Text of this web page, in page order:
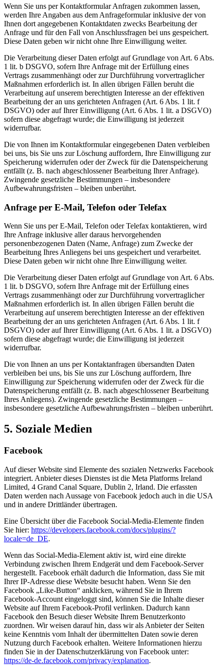
Wenn Sie uns per Kontaktformular Anfragen zukommen lassen,
werden Ihre Angaben aus dem Anfrageformular inklusive der von
Ihnen dort angegebenen Kontaktdaten zwecks Bearbeitung der
Anfrage und für den Fall von Anschlussfragen bei uns gespeichert.
Diese Daten geben wir nicht ohne Ihre Einwilligung weiter.
Die Verarbeitung dieser Daten erfolgt auf Grundlage von Art. 6 Abs.
1 lit. b DSGVO, sofern Ihre Anfrage mit der Erfüllung eines
Vertrags zusammenhängt oder zur Durchführung vorvertraglicher
Maßnahmen erforderlich ist. In allen übrigen Fällen beruht die
Verarbeitung auf unserem berechtigten Interesse an der effektiven
Bearbeitung der an uns gerichteten Anfragen (Art. 6 Abs. 1 lit. f
DSGVO) oder auf Ihrer Einwilligung (Art. 6 Abs. 1 lit. a DSGVO)
sofern diese abgefragt wurde; die Einwilligung ist jederzeit
widerrufbar.
Die von Ihnen im Kontaktformular eingegebenen Daten verbleiben
bei uns, bis Sie uns zur Löschung auffordern, Ihre Einwilligung zur
Speicherung widerrufen oder der Zweck für die Datenspeicherung
entfällt (z. B. nach abgeschlossener Bearbeitung Ihrer Anfrage).
Zwingende gesetzliche Bestimmungen – insbesondere
Aufbewahrungsfristen – bleiben unberührt.
Anfrage per E-Mail, Telefon oder Telefax
Wenn Sie uns per E-Mail, Telefon oder Telefax kontaktieren, wird
Ihre Anfrage inklusive aller daraus hervorgehenden
personenbezogenen Daten (Name, Anfrage) zum Zwecke der
Bearbeitung Ihres Anliegens bei uns gespeichert und verarbeitet.
Diese Daten geben wir nicht ohne Ihre Einwilligung weiter.
Die Verarbeitung dieser Daten erfolgt auf Grundlage von Art. 6 Abs.
1 lit. b DSGVO, sofern Ihre Anfrage mit der Erfüllung eines
Vertrags zusammenhängt oder zur Durchführung vorvertraglicher
Maßnahmen erforderlich ist. In allen übrigen Fällen beruht die
Verarbeitung auf unserem berechtigten Interesse an der effektiven
Bearbeitung der an uns gerichteten Anfragen (Art. 6 Abs. 1 lit. f
DSGVO) oder auf Ihrer Einwilligung (Art. 6 Abs. 1 lit. a DSGVO)
sofern diese abgefragt wurde; die Einwilligung ist jederzeit
widerrufbar.
Die von Ihnen an uns per Kontaktanfragen übersandten Daten
verbleiben bei uns, bis Sie uns zur Löschung auffordern, Ihre
Einwilligung zur Speicherung widerrufen oder der Zweck für die
Datenspeicherung entfällt (z. B. nach abgeschlossener Bearbeitung
Ihres Anliegens). Zwingende gesetzliche Bestimmungen –
insbesondere gesetzliche Aufbewahrungsfristen – bleiben unberührt.
5. Soziale Medien
Facebook
Auf dieser Website sind Elemente des sozialen Netzwerks Facebook
integriert. Anbieter dieses Dienstes ist die Meta Platforms Ireland
Limited, 4 Grand Canal Square, Dublin 2, Irland. Die erfassten
Daten werden nach Aussage von Facebook jedoch auch in die USA
und in andere Drittländer übertragen.
Eine Übersicht über die Facebook Social-Media-Elemente finden
Sie hier: https://developers.facebook.com/docs/plugins/?
locale=de_DE.
Wenn das Social-Media-Element aktiv ist, wird eine direkte
Verbindung zwischen Ihrem Endgerät und dem Facebook-Server
hergestellt. Facebook erhält dadurch die Information, dass Sie mit
Ihrer IP-Adresse diese Website besucht haben. Wenn Sie den
Facebook „Like-Button“ anklicken, während Sie in Ihrem
Facebook-Account eingeloggt sind, können Sie die Inhalte dieser
Website auf Ihrem Facebook-Profil verlinken. Dadurch kann
Facebook den Besuch dieser Website Ihrem Benutzerkonto
zuordnen. Wir weisen darauf hin, dass wir als Anbieter der Seiten
keine Kenntnis vom Inhalt der übermittelten Daten sowie deren
Nutzung durch Facebook erhalten. Weitere Informationen hierzu
finden Sie in der Datenschutzerklärung von Facebook unter:
https://de-de.facebook.com/privacy/explanation.